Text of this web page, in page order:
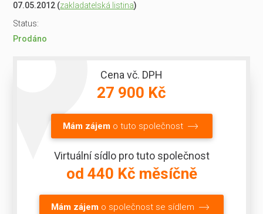
07.05.2012 (zakladatelská listina)
Status:
Prodáno
Cena vč. DPH
27 900 Kč
Mám zájemo tuto společnost
Virtuální sídlo pro tuto společnost
od 440 Kč měsíčně
Mám zájem o společnost se sídlem